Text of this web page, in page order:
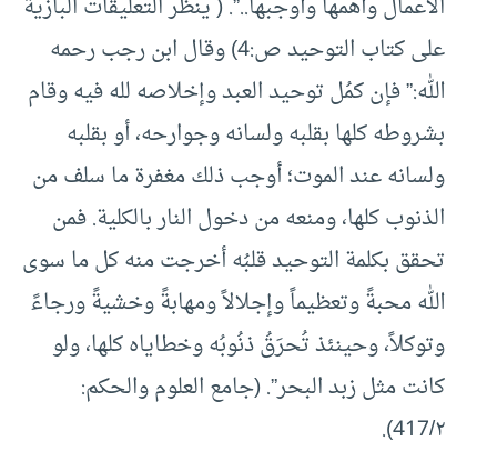
على كتاب التوحيد ص:4) وقال ابن رجب رحمه
الله:” فإن كمُل توحيد العبد وإخلاصه لله فيه وقام
بشروطه كلها بقلبه ولسانه وجوارحه، أو بقلبه
ولسانه عند الموت؛ أوجب ذلك مغفرة ما سلف من
الذنوب كلها، ومنعه من دخول النار بالكلية. فمن
تحقق بكلمة التوحيد قلبُه أخرجت منه كل ما سوى
الله محبةً وتعظيماً وإجلالاً ومهابةً وخشيةً ورجاءً
وتوكلاً، وحينئذ تُحرَقُ ذنُوبُه وخطاياه كلها، ولو
كانت مثل زبد البحر”. (جامع العلوم والحكم:
417/٢).